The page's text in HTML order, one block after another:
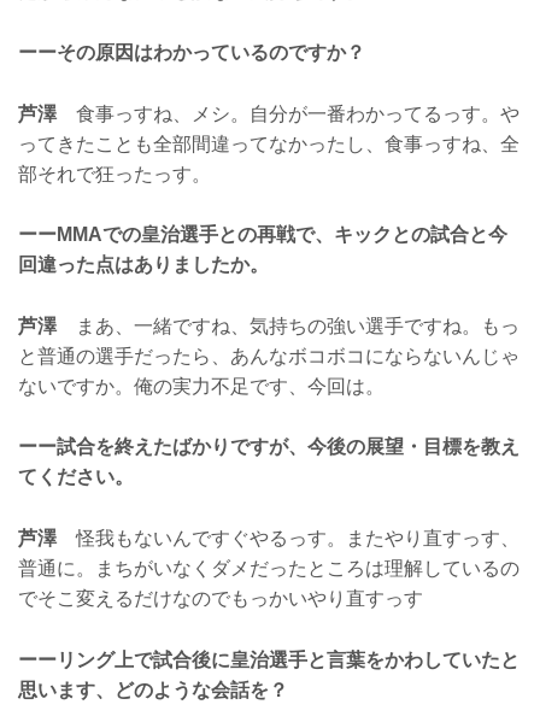
ーーその原因はわかっているのですか？
芦澤食事っすね、メシ。自分が一番わかってるっす。や
ってきたことも全部間違ってなかったし、食事っすね、全
部それで狂ったっす。
ーーMMAでの皇治選手との再戦で、キックとの試合と今
回違った点はありましたか。
芦澤まあ、一緒ですね、気持ちの強い選手ですね。もっ
と普通の選手だったら、あんなボコボコにならないんじゃ
ないですか。俺の実力不足です、今回は。
ーー試合を終えたばかりですが、今後の展望・目標を教え
てください。
芦澤怪我もないんですぐやるっす。またやり直すっす、
普通に。まちがいなくダメだったところは理解しているの
でそこ変えるだけなのでもっかいやり直すっす
ーーリング上で試合後に皇治選手と言葉をかわしていたと
思います、どのような会話を？